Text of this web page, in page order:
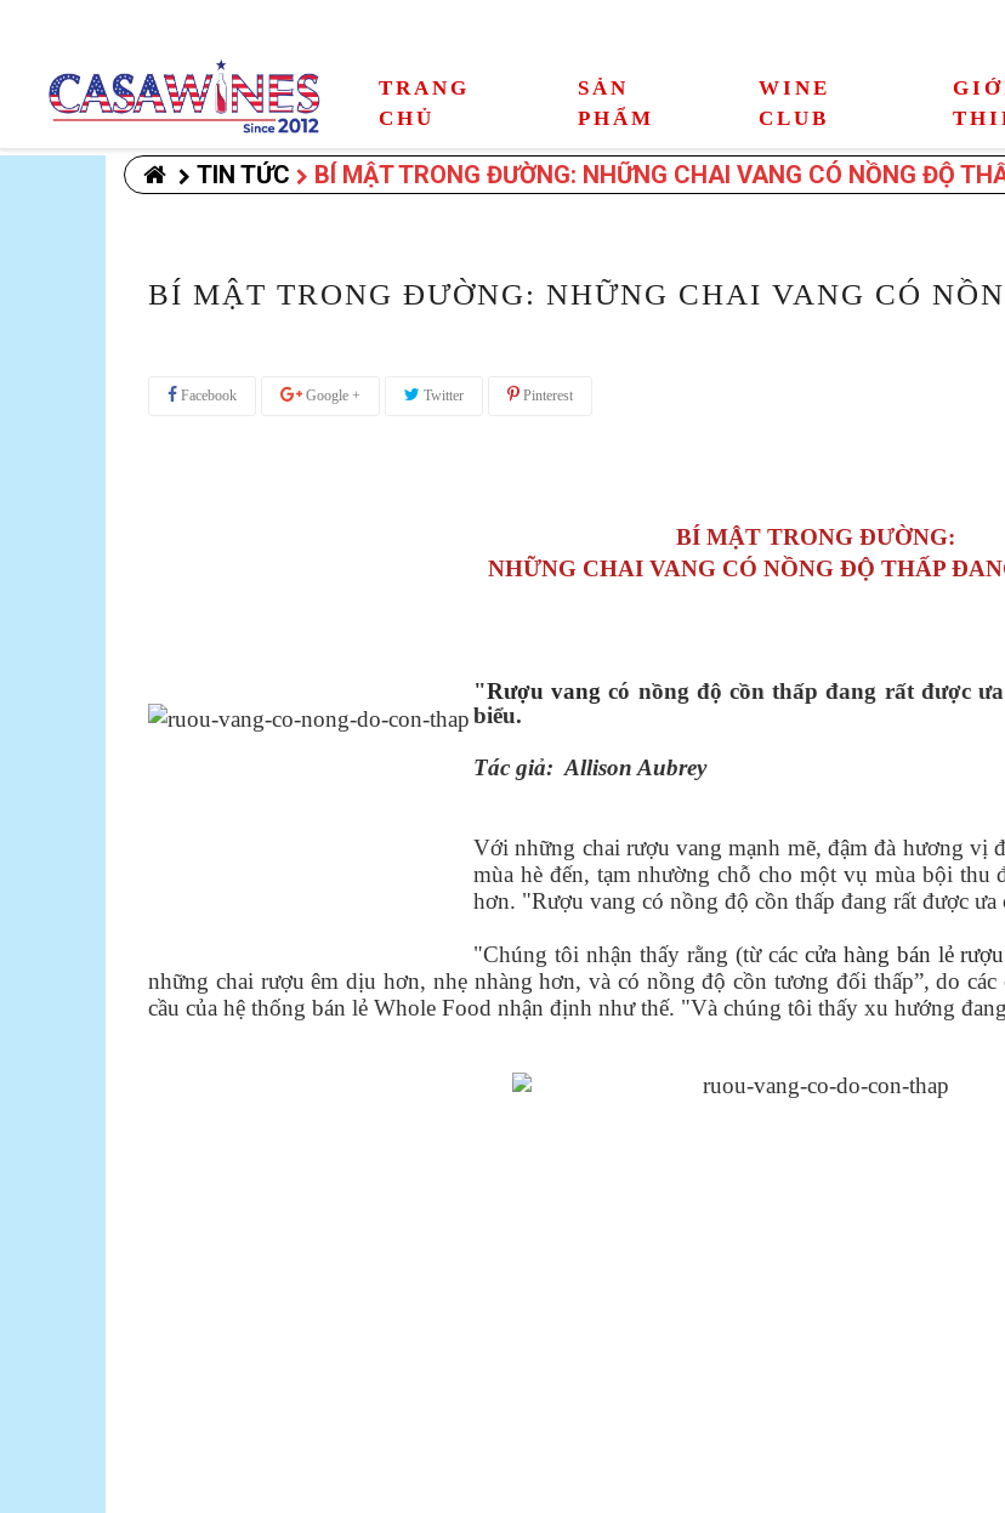
TRANG
CHỦ
SẢN
PHẨM
WINE
CLUB
TIN TỨC BÍ MẬT TRONG ĐƯỜNG: NHỮNG CHAI VANG CÓ NỒNG ĐỘ
BÍ MẬT TRONG ĐƯỜNG: NHỮNG CHAI VANG CÓ
Facebook Google + Twitter Pinterest
BÍ MẬT TRONG ĐƯỜNG:
NHỮNG CHAI VANG CÓ NỒNG ĐỘ THẤP
"Rượu vang có nồng độ cồn thấp đang rất được
biểu.
Tác giả: Allison Aubrey
Với những chai rượu vang mạnh mẽ, đậm đà hương vị
mùa hè đến, tạm nhường chỗ cho một vụ mùa bội
hơn. "Rượu vang có nồng độ cồn thấp đang rất được
"Chúng tôi nhận thấy rằng (từ các cửa hàng bán lẻ
những chai rượu êm dịu hơn, nhẹ nhàng hơn, và có nồng độ cồn tương đối thấp”, do
cầu của hệ thống bán lẻ Whole Food nhận định như thế. "Và chúng tôi thấy xu hướng